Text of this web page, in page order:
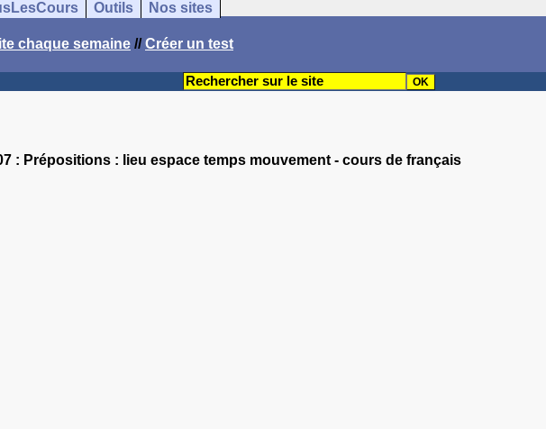
Outils Nos sites
chaque semaine //Créer un test
: Prépositions : lieu espace temps mouvement - cours de français